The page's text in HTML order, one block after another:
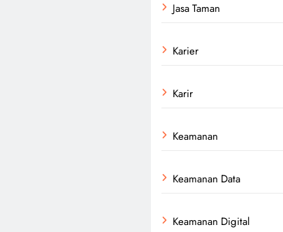
Jasa Taman
Karier
Karir
Keamanan
Keamanan Data
Keamanan Digital